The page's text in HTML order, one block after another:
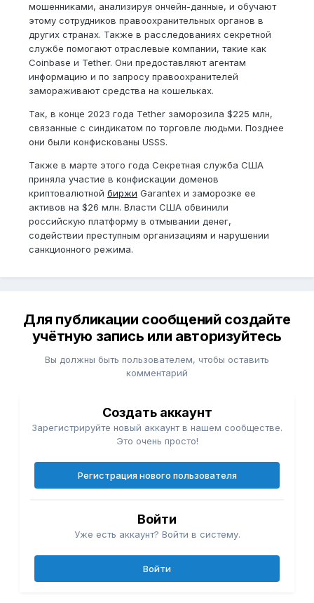
мошенниками, анализируя ончейн-данные, и обучают
этому сотрудников правоохранительных органов в
других странах. Также в расследованиях секретной
службе помогают отраслевые компании, такие как
Coinbase и Tether. Они предоставляют агентам
информацию и по запросу правоохранителей
замораживают средства на кошельках.
Так, в конце 2023 года Tether заморозила $225 млн,
связанные с синдикатом по торговле людьми. Позднее
они были конфискованы USSS.
Также в марте этого года Секретная служба США
приняла участие в конфискации доменов
криптовалютной биржи Garantex и заморозке ее
активов на $26 млн. Власти США обвинили
российскую платформу в отмывании денег,
содействии преступным организациям и нарушении
санкционного режима.
Для публикации сообщений создайте
учётную запись или авторизуйтесь
Вы должны быть пользователем, чтобы оставить
комментарий
Создать аккаунт
Зарегистрируйте новый аккаунт в нашем сообществе.
Это очень просто!
Регистрация нового пользователя
Войти
Уже есть аккаунт? Войти в систему.
Войти